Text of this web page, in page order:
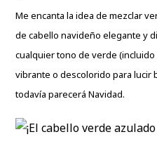
Me encanta la idea de mezclar
de cabello navideño elegante y
cualquier tono de verde
vibrante o descolorido para lucir
todavía parecerá Navidad.